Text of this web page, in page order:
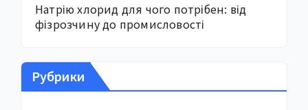
Натрію хлорид для чого потрібен: від
фізрозчину до промисловості
Рубрики